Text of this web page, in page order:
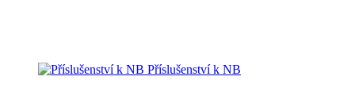
Příslušenství k NB